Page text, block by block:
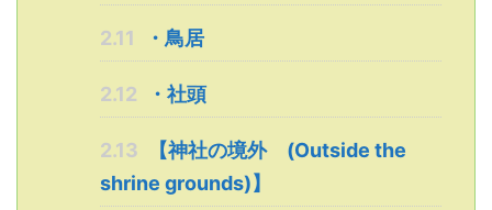
2.11 ・鳥居
2.12 ・社頭
2.13
【神社の境外 (Outside the
shrine grounds)】